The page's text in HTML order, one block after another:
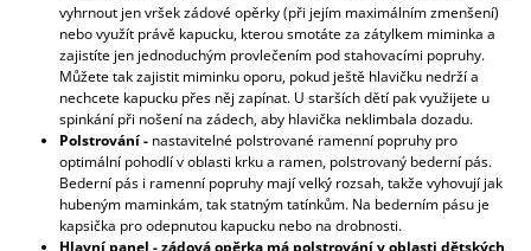
vyhrnout jen vršek zádové opěrky (při jejím maximálním zmenšení)
nebo využít právě kapucku, kterou smotáte za zátylkem miminka a
zajistíte jen jednoduchým provlečením pod stahovacími popruhy.
Můžete tak zajistit miminku oporu, pokud ještě hlavičku nedrží a
nechcete kapucku přes něj zapínat. U starších dětí pak využijete u
spinkání při nošení na zádech, aby hlavička neklimbala dozadu.
Polstrování - nastavitelné polstrované ramenní popruhy pro
optimální pohodlí v oblasti krku a ramen, polstrovaný bederní pás.
Bederní pás i ramenní popruhy mají velký rozsah, takže vyhovují jak
hubeným maminkám, tak statným tatínkům. Na bederním pásu je
kapsička pro odepnutou kapucku nebo na drobnosti.